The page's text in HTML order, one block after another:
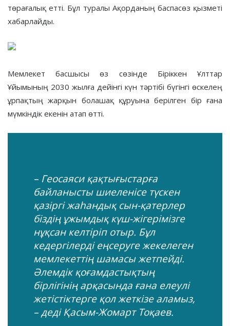
төрағалық етті. Бұл туралы Ақорданың баспасөз қызметі
хабарлайды.
Мемлекет басшысы өз сөзінде Біріккен Ұлттар
Ұйымының 2030 жылға дейінгі күн тәртібі бүгінгі өскелең
ұрпақтың жарқын болашақ құруына берілген бір ғана
мүмкіндік екенін атап өтті.
– Геосаяси қақтығыстарға
байланысты шиеленісе түскен
қазіргі жаһандық сын-қатерлер
біздің ұжымдық күш-жігерімізге
нұқсан келтіріп отыр. Бұл
кедергілерді еңсеруге жекелеген
мемлекеттің шамасы жетпейді.
Әлемдік қоғамдастықтың
бірлігінің арқасында ғана елеулі
жетістіктерге қол жеткізе аламыз,
– деді Қасым-Жомарт Тоқаев.